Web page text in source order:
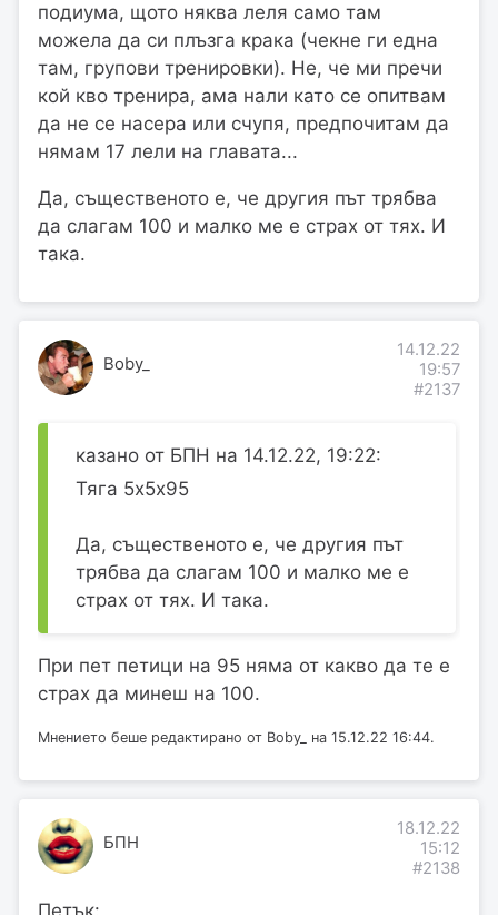
подиума, щото няква леля само там
можела да си плъзга крака (чекне ги една
там, групови тренировки). Не, че ми пречи
кой кво тренира, ама нали като се опитвам
да не се насера или счупя, предпочитам да
нямам 17 лели на главата...
Да, същественото е, че другия път трябва
да слагам 100 и малко ме е страх от тях. И
така.
Boby_
14.12.22
19:57
#2137
казано от БПН на 14.12.22, 19:22:
Тяга 5х5х95
Да, същественото е, че другия път
трябва да слагам 100 и малко ме е
страх от тях. И така.
При пет петици на 95 няма от какво да те е
страх да минеш на 100.
Мнението беше редактирано от Boby_ на 15.12.22 16:44.
БПН
18.12.22
15:12
#2138